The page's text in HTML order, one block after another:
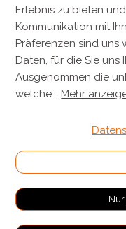
KONTAKT
Metzgerei Künzli AG
Mülistrasse 7
+41 44 701 80 80
INFORMATIONEN
Erlebnis zu bieten
Kommunikation mit
Präferenzen sind uns
Daten, für die Sie uns
Ausgenommen die
welche... Mehr
Nur